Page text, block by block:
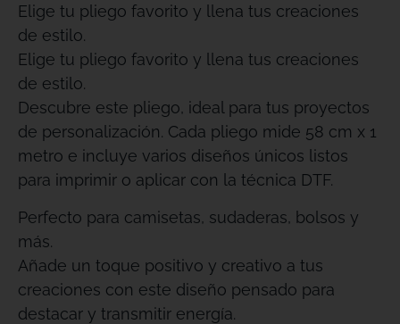
Elige tu pliego favorito y llena tus creaciones
de estilo.
Elige tu pliego favorito y llena tus creaciones
de estilo.
Descubre este pliego, ideal para tus proyectos
de personalización. Cada pliego mide 58 cm x 1
metro e incluye varios diseños únicos listos
para imprimir o aplicar con la técnica DTF.
Perfecto para camisetas, sudaderas, bolsos y
más.
Añade un toque positivo y creativo a tus
creaciones con este diseño pensado para
destacar y transmitir energía.